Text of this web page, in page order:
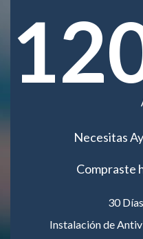
Necesitas
Compraste
30
Instalación de